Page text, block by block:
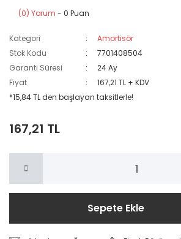
(0) Yorum - 0 Puan
Kategori
Amortisör
Stok Kodu
7701408504
Garanti Süresi
24 Ay
Fiyat
167,21 TL + KDV
*15,84 TL den başlayan taksitlerle!
167,21 TL
Sepete Ekle